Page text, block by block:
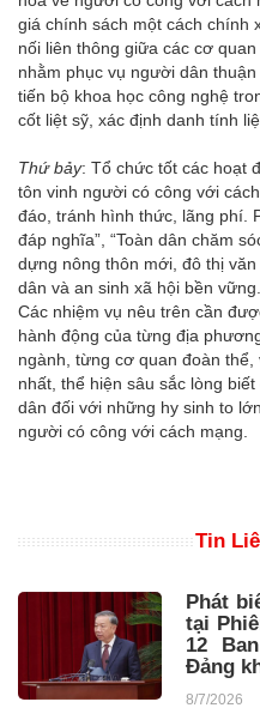
giá chính sách một cách chính
nối liên thông giữa các cơ
nhằm phục vụ người dân
tiến bộ khoa học công nghệ
cốt liệt sỹ, xác định danh tính
Thứ bảy: Tổ chức tốt các hoạt
tôn vinh người có công với
đáo, tránh hình thức, lãng phí.
đáp nghĩa”, “Toàn dân chăm
dựng nông thôn mới, đô thị
dân và an sinh xã hội bền vững.
Các nhiệm vụ nêu trên cần
hành động của từng địa
ngành, từng cơ quan đoàn
nhất, thể hiện sâu sắc lòng
dân đối với những hy sinh to
người có công với cách mạng.
Tin
Phát
tại
12
Đảng
8/7/2026